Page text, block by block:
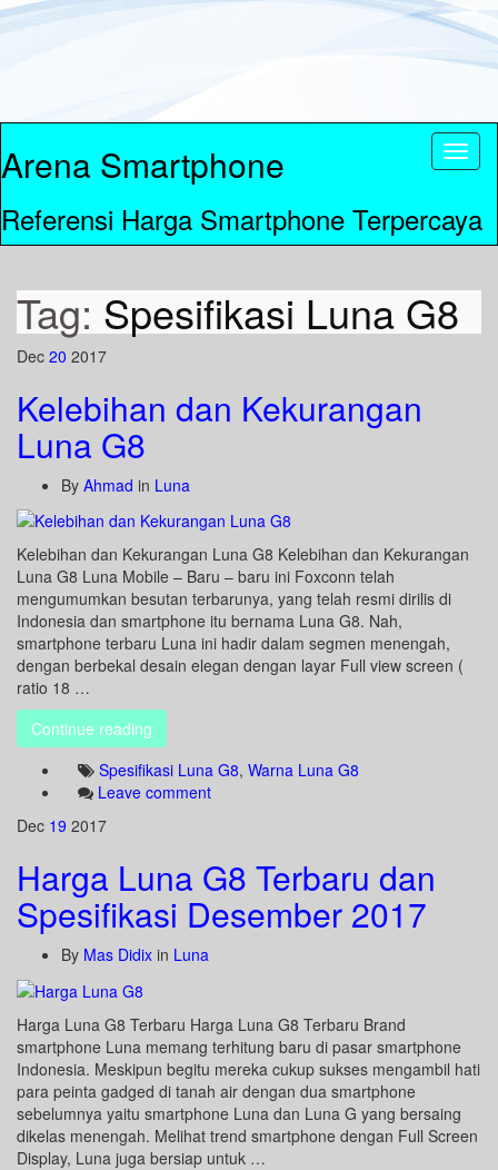
Arena Smartphone
Referensi Harga Smartphone Terpercaya
Tag: Spesifikasi Luna G8
Dec 20 2017
Kelebihan dan Kekurangan
Luna G8
By Ahmad in Luna
Kelebihan dan Kekurangan Luna G8 Kelebihan dan Kekurangan
Luna G8 Luna Mobile – Baru – baru ini Foxconn telah
mengumumkan besutan terbarunya, yang telah resmi dirilis di
Indonesia dan smartphone itu bernama Luna G8. Nah,
smartphone terbaru Luna ini hadir dalam segmen menengah,
dengan berbekal desain elegan dengan layar Full view screen (
ratio 18 …
Continue reading
Spesifikasi Luna G8, Warna Luna G8
Leave comment
Dec 19 2017
Harga Luna G8 Terbaru dan
Spesifikasi Desember 2017
By Mas Didix in Luna
Harga Luna G8 Terbaru Harga Luna G8 Terbaru Brand
smartphone Luna memang terhitung baru di pasar smartphone
Indonesia. Meskipun begitu mereka cukup sukses mengambil hati
para peinta gadged di tanah air dengan dua smartphone
sebelumnya yaitu smartphone Luna dan Luna G yang bersaing
dikelas menengah. Melihat trend smartphone dengan Full Screen
Display, Luna juga bersiap untuk …